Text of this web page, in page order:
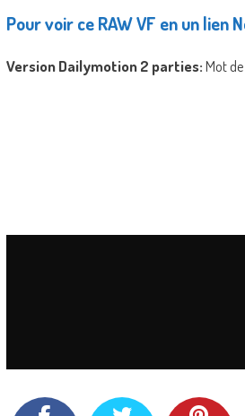
Pour voir ce RAW VF en un lien
Version Dailymotion 2 parties:Mot